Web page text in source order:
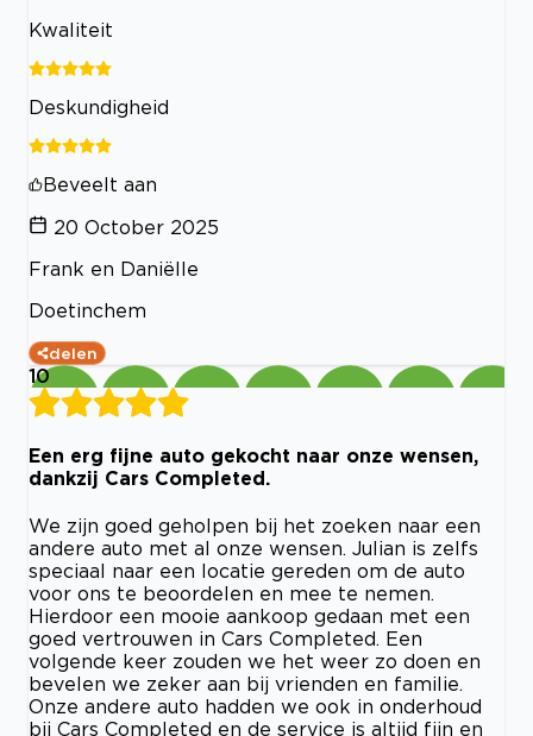
Kwaliteit
Deskundigheid
Beveelt aan
20 October 2025
Frank en Daniëlle
Doetinchem
delen
10
Een erg fijne auto gekocht naar onze wensen,
dankzij Cars Completed.
We zijn goed geholpen bij het zoeken naar een
andere auto met al onze wensen. Julian is zelfs
speciaal naar een locatie gereden om de auto
voor ons te beoordelen en mee te nemen.
Hierdoor een mooie aankoop gedaan met een
goed vertrouwen in Cars Completed. Een
volgende keer zouden we het weer zo doen en
bevelen we zeker aan bij vrienden en familie.
Onze andere auto hadden we ook in onderhoud
bij Cars Completed en de service is altijd fijn en